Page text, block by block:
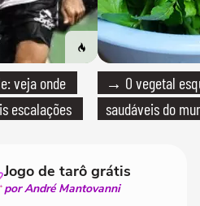
veja onde
escalações
→ O vegetal
saudáveis do
Jogo de tarô grátis
por André Mantovanni